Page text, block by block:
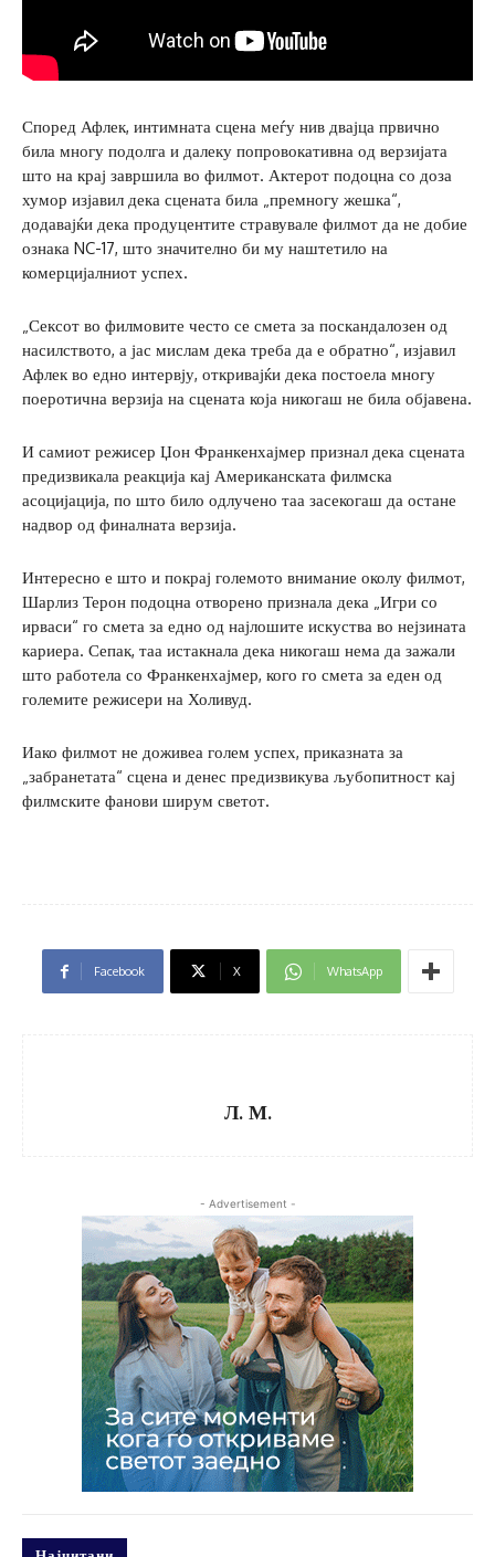
Според Афлек, интимната сцена меѓу нив двајца првично
била многу подолга и далеку попровокативна од верзијата
што на крај завршила во филмот. Актерот подоцна со доза
хумор изјавил дека сцената била „премногу жешка“,
додавајќи дека продуцентите стравувале филмот да не добие
ознака NC-17, што значително би му наштетило на
комерцијалниот успех.
„Сексот во филмовите често се смета за поскандалозен од
насилството, а јас мислам дека треба да е обратно“, изјавил
Афлек во едно интервју, откривајќи дека постоела многу
поеротична верзија на сцената која никогаш не била објавена.
И самиот режисер Џон Франкенхајмер признал дека сцената
предизвикала реакција кај Американската филмска
асоцијација, по што било одлучено таа засекогаш да остане
надвор од финалната верзија.
Интересно е што и покрај големото внимание околу филмот,
Шарлиз Терон подоцна отворено признала дека „Игри со
ирваси“ го смета за едно од најлошите искуства во нејзината
кариера. Сепак, таа истакнала дека никогаш нема да зажали
што работела со Франкенхајмер, кого го смета за еден од
големите режисери на Холивуд.
Иако филмот не доживеа голем успех, приказната за
„забранетата“ сцена и денес предизвикува љубопитност кај
филмските фанови ширум светот.
Facebook X WhatsApp
Л. М.
- Advertisement -